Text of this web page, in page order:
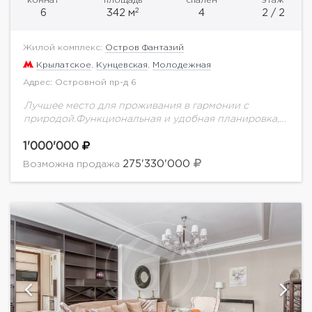
6 342 м2 4 2 / 2
Жилой комплекс: Остров Фантазий
Крылатское Кунцевская Молодежная
Адрес: Островной пр-д 6
Лучшее место для проживания в гармонии с
природой.Функциональная и удобная планировка,
квартиры: 4 Спальни с гардеробными и ванными
комнатами; Кабинет; Игровая комната; Бильярдная...
1'000'000
Возможна продажа 275'330'000